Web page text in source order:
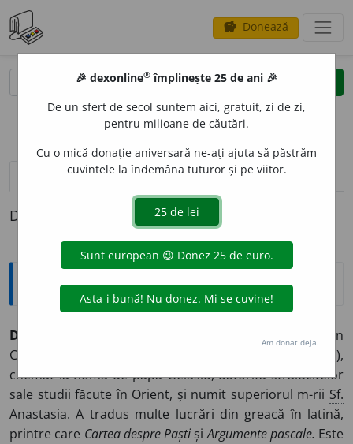
savings Donează
clear
opțiuni
definiții (1)
Definiția cu ID-ul 549174:
Enciclopedice
Dionisie cel Mic (Exiguul)
540), călugăr din
Constantinopol,
în Sciția Mică (Dobrogea de azi),
chemat la Roma de papa Gelasiu, datorită strălucitelor
sale studii făcute în Orient, și numit superiorul m-rii Sf.
Anastasia. A tradus multe lucrări din greacă în latină,
printre care Cartea despre Paști șiArgumente pascale. Este
🎉 dexonline® împlinește 25 de ani 🎉
De un sfert de secol suntem aici, gratuit, zi de zi,
pentru milioane de căutări.
Cu o mică donație aniversară ne-ați ajuta să păstrăm
cuvintele la îndemâna tuturor și pe viitor.
Am donat deja.